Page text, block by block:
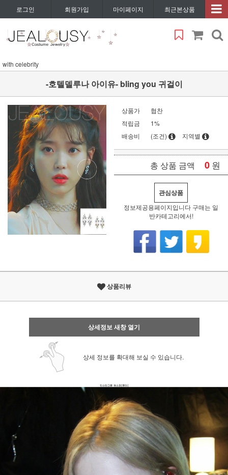
로그인 회원가입 마이페이지 최근본상품
with celebrity
-호텔델루나 아이유- bling you 귀걸이
상품가
협찬
적립금
1%
배송비
(조건) 지역별
총 상품 금액 0 원
관심상품
정보제공용페이지입니다 구매는 일
반카테고리에서!
상품리뷰
상세정보 새창 열기
상세 정보를 확대해 보실 수 있습니다.